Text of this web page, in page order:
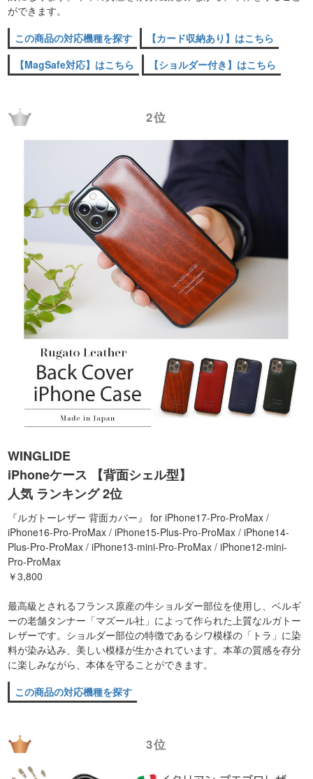
ができます。
この商品の対応機種を探す
【カード収納あり】はこちら
【MagSafe対応】はこちら
【ショルダー付き】はこちら
2位
WINGLIDE
iPhoneケース 【背面シェル型】
人気 ランキング 2位
『ルガトーレザー 背面カバー』 for iPhone17-Pro-ProMax /
iPhone16-Pro-ProMax / iPhone15-Plus-Pro-ProMax / iPhone14-
Plus-Pro-ProMax / iPhone13-mini-Pro-ProMax / iPhone12-mini-
Pro-ProMax
￥3,800
最高級とされるフランス原産の牛ショルダー部位を使用し、ベルギ
ーの老舗タンナー「マズール社」によって作られた上質なルガトー
レザーです。ショルダー部位の特徴であるシワ模様の「トラ」に染
料が染み込み、美しい模様が生かされています。本革の質感を存分
に楽しみながら、本体を守ることができます。
この商品の対応機種を探す
3位